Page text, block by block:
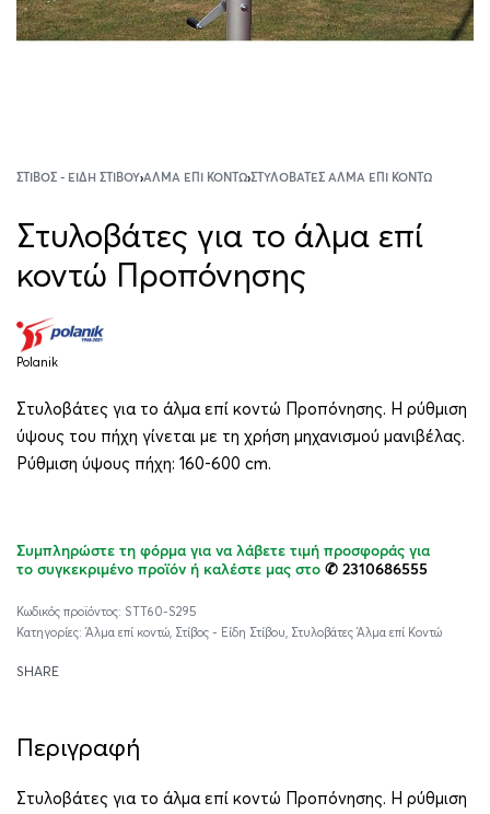
ΣΤΊΒΟΣ - ΕΊΔΗ ΣΤΊΒΟΥ›ΆΛΜΑ ΕΠΊ ΚΟΝΤΏ›ΣΤΥΛΟΒΆΤΕΣ ΆΛΜΑ ΕΠΊ ΚΟΝΤΏ
Στυλοβάτες για το άλμα επί
κοντώ Προπόνησης
Polanik
Στυλοβάτες για το άλμα επί κοντώ Προπόνησης. Η ρύθμιση
ύψους του πήχη γίνεται με τη χρήση μηχανισμού μανιβέλας.
Ρύθμιση ύψους πήχη: 160-600 cm.
Συμπληρώστε τη φόρμα για να λάβετε τιμή προσφοράς για
το συγκεκριμένο προϊόν ή καλέστε μας στο ✆ 2310686555
STT60-S295
Κατηγορίες: Άλμα επί κοντώ, Στίβος - Είδη Στίβου, Στυλοβάτες Άλμα επί Κοντώ
SHARE
Περιγραφή
Στυλοβάτες για το άλμα επί κοντώ Προπόνησης. Η ρύθμιση